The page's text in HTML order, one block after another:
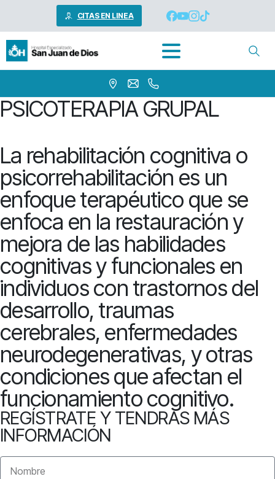
CITAS EN LINEA
PSICOTERAPIA GRUPAL
La rehabilitación cognitiva o
psicorrehabilitación es un
enfoque terapéutico que se
enfoca en la restauración y
mejora de las habilidades
cognitivas y funcionales en
individuos con trastornos del
desarrollo, traumas
cerebrales, enfermedades
neurodegenerativas, y otras
condiciones que afectan el
funcionamiento cognitivo.
REGÍSTRATE Y TENDRAS MÁS
INFORMACIÓN